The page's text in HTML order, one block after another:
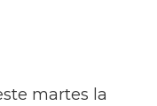
martes la